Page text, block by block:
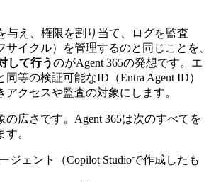
与え、権限を割り当て、ログを監査
サイクル）を管理するのと同じことを、
して行うのがAgent 365の発想です。エ
等の検証可能なID（Entra Agent ID）
アクセスや監査の対象にします。
の広さです。Agent 365は次のすべてを
。
ジェント（Copilot Studioで作成したも